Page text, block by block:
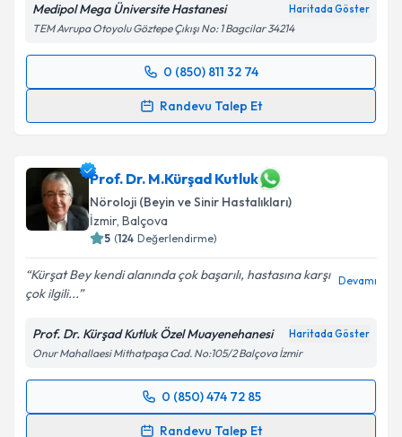
Medipol Mega Üniversite Hastanesi Haritada Göster
TEM Avrupa Otoyolu Göztepe Çıkışı No: 1 Bagcilar 34214
0 (850) 811 32 74
Randevu Talep Et
Randevu Takvimi Talebi
takvim hazırlandığında e-posta ile bilgilendireceğiz.
E-posta Adresiniz
kapsamda işlenmesini kabul ediyorum.
Takvim Talebini Gönder
Prof. Dr. M.Kürşad Kutluk
Nöroloji (Beyin ve Sinir Hastalıkları)
İzmir, Balçova
5 (124 Değerlendirme)
Kürşat Bey kendi alanında çok başarılı, hastasına karşı
çok ilgili...
Devamı
Prof. Dr. Kürşad Kutluk Özel Muayenehanesi Haritada Göster
Onur Mahallaesi Mithatpaşa Cad. No:105/2 Balçova İzmir
0 (850) 474 72 85
Randevu Talep Et
Randevu Takvimi Talebi